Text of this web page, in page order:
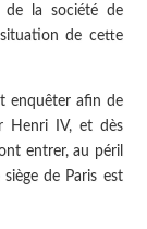
de la société de
de cette
enquêter afin de
Henri IV, et dès
entrer, au péril
de Paris est